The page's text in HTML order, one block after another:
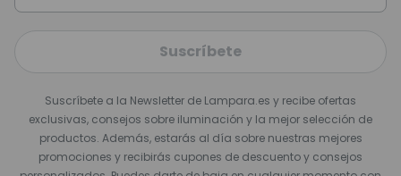
Suscríbete
Suscríbete a la Newsletter de Lampara.es y recibe ofertas
exclusivas, consejos sobre iluminación y la mejor selección de
productos. Además, estarás al día sobre nuestras mejores
promociones y recibirás cupones de descuento y consejos